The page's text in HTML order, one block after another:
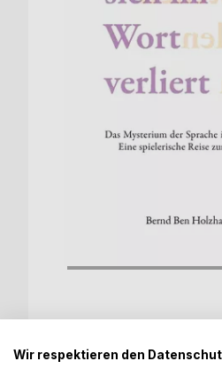
BESCHREIBUNG
Wir respektieren den